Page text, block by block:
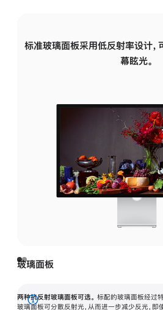
标准玻璃面板采用低反射率设计
幕眩光。
玻璃面板
两种抗反射玻璃面板可选。 标配的玻璃面板经过
玻璃面板可分散反射光，从而进一步减少反光，
展